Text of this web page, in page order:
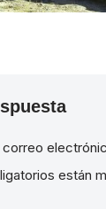
están